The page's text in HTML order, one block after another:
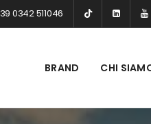
0342 511046
BRAND CHI